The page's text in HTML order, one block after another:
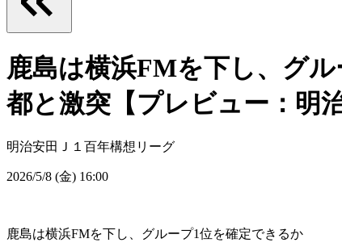
鹿島は横浜FMを下し、グ
都と激突【プレビュー：明
明治安田Ｊ１百年構想リーグ
2026/5/8 (金) 16:00
鹿島は横浜FMを下し、グループ1位を確定できるか